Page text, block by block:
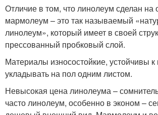
Отличие в том, что линолеум сделан
мармолеум – это так называемый
линолеум», который имеет в своей
прессованный пробковый слой.
Материалы износостойкие, устойчивы
укладывать на пол одним листом.
Невысокая цена линолеума –
часто линолеум, особенно в эконом –